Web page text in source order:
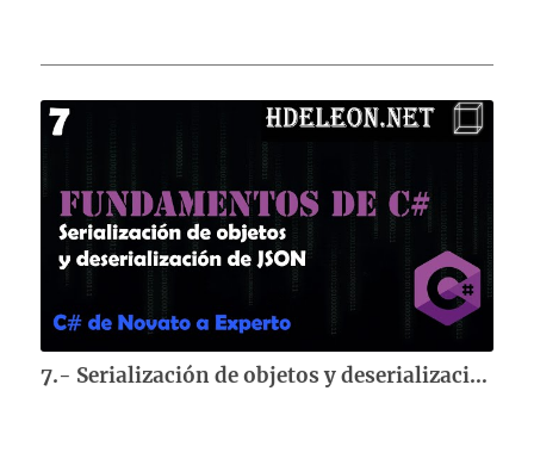
7.- Serialización de objetos y deserialización de JSON | Curso de fundamentos de C#